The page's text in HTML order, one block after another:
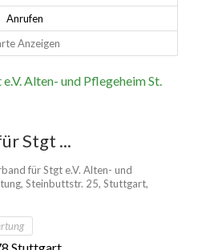
Anrufen
Anzeigen
Stgt ...
für Stgt e.V. Alten- und
Steinbuttstr. 25, Stuttgart,